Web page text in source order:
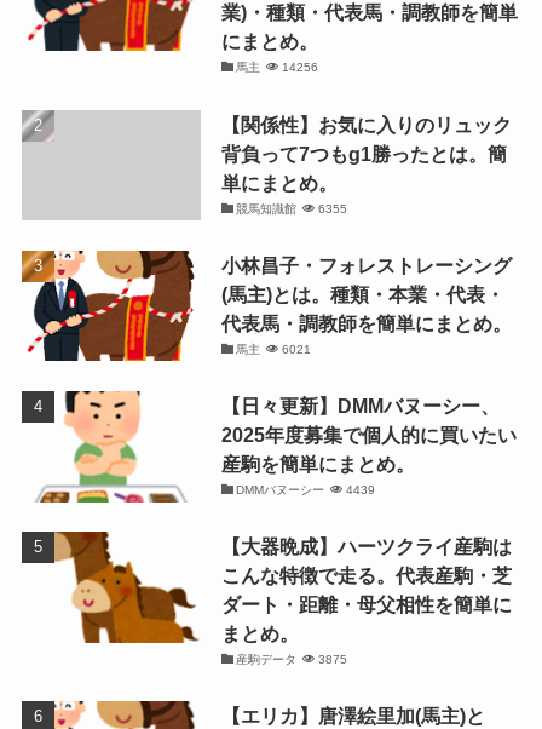
業)・種類・代表馬・調教師を簡単
にまとめ。
馬主 14256
【関係性】お気に入りのリュック
背負って7つもg1勝ったとは。簡
単にまとめ。
競馬知識館 6355
小林昌子・フォレストレーシング
(馬主)とは。種類・本業・代表・
代表馬・調教師を簡単にまとめ。
馬主 6021
【日々更新】DMMバヌーシー、
2025年度募集で個人的に買いたい
産駒を簡単にまとめ。
DMMバヌーシー 4439
【大器晩成】ハーツクライ産駒は
こんな特徴で走る。代表産駒・芝
ダート・距離・母父相性を簡単に
まとめ。
産駒データ 3875
【エリカ】唐澤絵里加(馬主)と